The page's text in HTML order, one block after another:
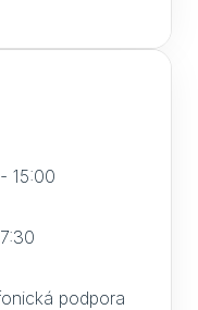
15:00
podpora